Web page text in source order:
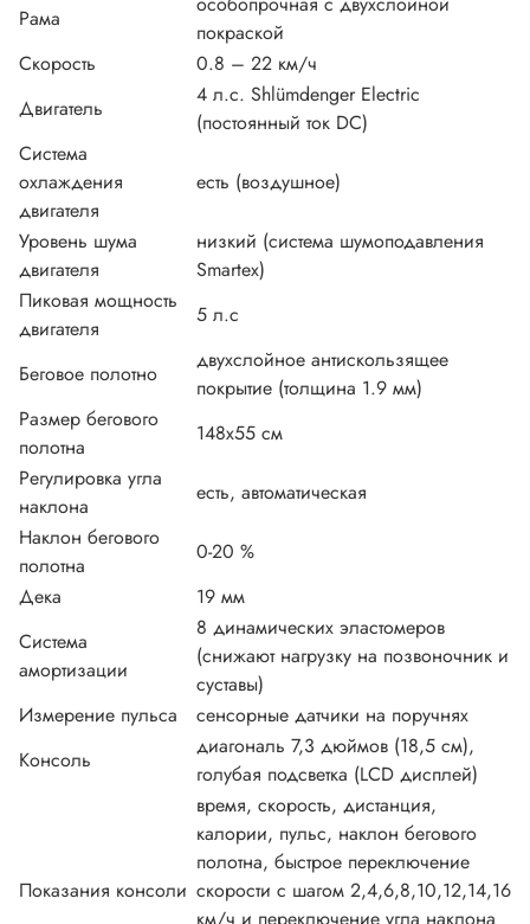
Рама
покраской
Скорость
0.8 – 22 км/ч
Двигатель
4 л.с. Shlümdenger Electric
(постоянный ток DC)
Система
охлаждения
двигателя
есть (воздушное)
Уровень шума
двигателя
низкий (система шумоподавления
Smartex)
Пиковая мощность
двигателя
5 л.с
Беговое полотно
двухслойное антискользящее
покрытие (толщина 1.9 мм)
Размер бегового
полотна
148х55 см
Регулировка угла
наклона
есть, автоматическая
Наклон бегового
полотна
0-20 %
Дека
19 мм
Система
амортизации
8 динамических эластомеров
(снижают нагрузку на позвоночник и
суставы)
Измерение пульса
сенсорные датчики на поручнях
Консоль
диагональ 7,3 дюймов (18,5 см),
голубая подсветка (LCD дисплей)
Показания консоли
время, скорость, дистанция,
калории, пульс, наклон бегового
полотна, быстрое переключение
скорости с шагом 2,4,6,8,10,12,14,16